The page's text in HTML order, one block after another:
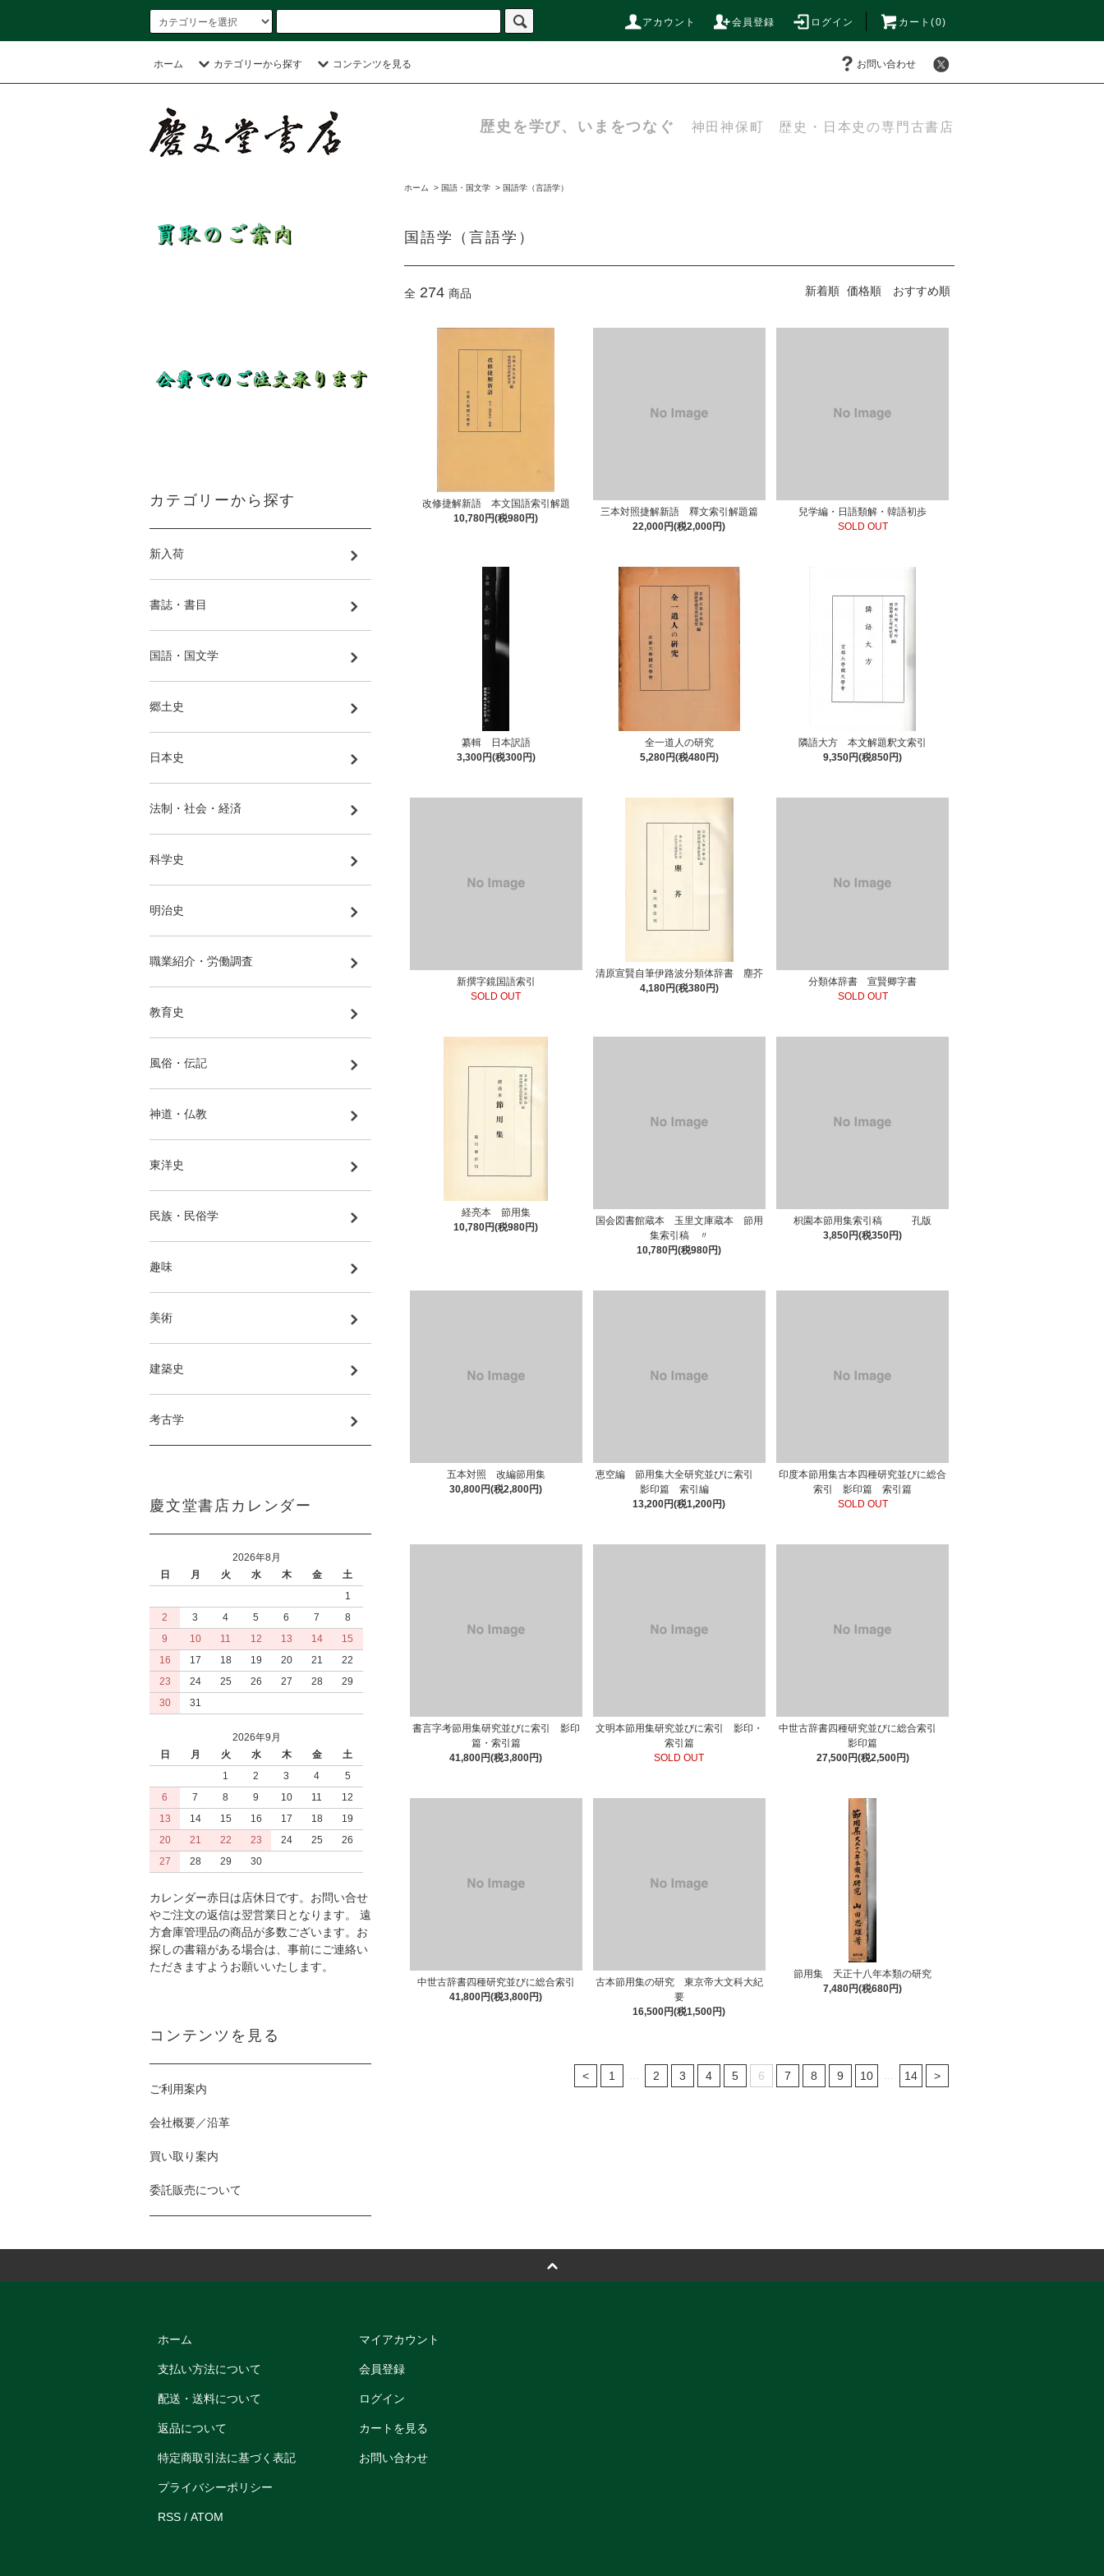
アカウント 会員登録 ログイン カート(0)
ホーム カテゴリーから探す コンテンツを見る お問い合わせ
歴史を学び、いまをつなぐ 神田神保町 歴史・日本史の専門古書店
ホーム > 国語・国文学 > 国語学（言語学）
国語学（言語学）
全 274 商品 新着順 価格順 おすすめ順
改修捷解新語 本文国語索引解題
10,780円(税980円)
三本対照捷解新語 釋文索引解題篇
22,000円(税2,000円)
兒学編・日語類解・韓語初歩
SOLD OUT
纂輯 日本訳語
3,300円(税300円)
全一道人の研究
5,280円(税480円)
隣語大方 本文解題釈文索引
9,350円(税850円)
新撰字鏡国語索引
SOLD OUT
清原宣賢自筆伊路波分類体辞書 塵芥
4,180円(税380円)
分類体辞書 宣賢卿字書
SOLD OUT
経亮本 節用集
10,780円(税980円)
国会図書館蔵本 玉里文庫蔵本 節用
集索引稿 〃
10,780円(税980円)
枳園本節用集索引稿 孔版
3,850円(税350円)
五本対照 改編節用集
30,800円(税2,800円)
恵空編 節用集大全研究並びに索引
影印篇 索引編
13,200円(税1,200円)
印度本節用集古本四種研究並びに総合
索引 影印篇 索引篇
SOLD OUT
書言字考節用集研究並びに索引 影印
篇・索引篇
41,800円(税3,800円)
文明本節用集研究並びに索引 影印・
索引篇
SOLD OUT
中世古辞書四種研究並びに総合索引
影印篇
27,500円(税2,500円)
中世古辞書四種研究並びに総合索引
41,800円(税3,800円)
古本節用集の研究 東京帝大文科大紀
要
16,500円(税1,500円)
節用集 天正十八年本類の研究
7,480円(税680円)
< 1 2 3 4 5 6 7 8 9 10 14 >
カテゴリーから探す
新入荷
書誌・書目
国語・国文学
郷土史
日本史
法制・社会・経済
科学史
明治史
職業紹介・労働調査
教育史
風俗・伝記
神道・仏教
東洋史
民族・民俗学
趣味
美術
建築史
考古学
慶文堂書店カレンダー
2026年8月
日
月 火 水 木 金
土
1
2
3 4 5 6 7
8
9
10 11 12 13 14
15
16
17 18 19 20 21
22
23
24 25 26 27 28
29
30
31
2026年9月
日
月 火 水 木 金
土
1
2 3 4
5
6
7 8 9 10 11
12
13
14 15 16 17 18
19
20
21 22 23 24 25
26
27
28 29 30
カレンダー赤日は店休日です。お問い合せ
やご注文の返信は翌営業日となります。 遠
方倉庫管理品の商品が多数ございます。お
探しの書籍がある場合は、事前にご連絡い
ただきますようお願いいたします。
コンテンツを見る
ご利用案内
会社概要／沿革
買い取り案内
委託販売について
ホーム
支払い方法について
配送・送料について
返品について
特定商取引法に基づく表記
プライバシーポリシー
RSS/ ATOM
マイアカウント
会員登録
ログイン
カートを見る
お問い合わせ